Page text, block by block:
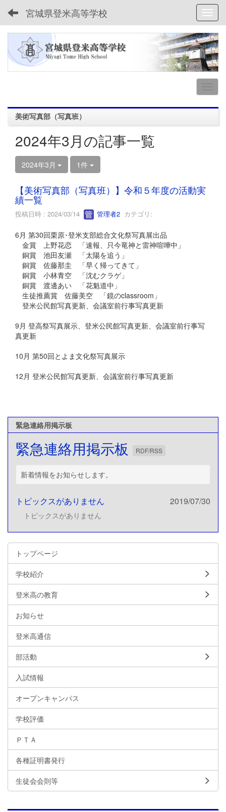
宮城県登米高等学校
美術写真部（写真班）
2024年3月の記事一覧
2024年3月 1件
【美術写真部（写真班）】令和５年度の活動実
績一覧
投稿日時 : 2024/03/14 管理者2 カテゴリ:
6月 第30回栗原･登米支部総合文化祭写真展出品
金賞 上野花恋 「速報、只今竜神と雷神喧嘩中」
銅賞 池田友瀬 「太陽を追う」
銅賞 佐藤那圭 「早く帰ってきて」
銅賞 小林青空 「沈むクラゲ」
銅賞 渡邊あい 「花魁道中」
生徒推薦賞 佐藤美空 「鏡のclassroom」
登米公民館写真更新、会議室前行事写真更新
9月 登高祭写真展示、登米公民館写真更新、会議室前行事写
真更新
10月 第50回とよま文化祭写真展示
12月 登米公民館写真更新、会議室前行事写真更新
緊急連絡用掲示板
緊急連絡用掲示板 RDF/RSS
新着情報をお知らせします。
トピックスがありません 2019/07/30
トピックスがありません
トップページ
学校紹介
登米高の教育
お知らせ
登米高通信
部活動
入試情報
オープンキャンパス
学校評価
ＰＴＡ
各種証明書発行
生徒会会則等